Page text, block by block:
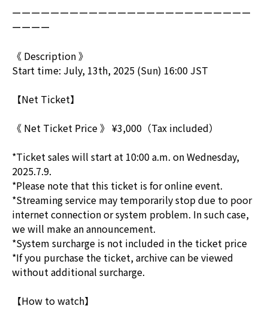
ーーーーーーーーーーーーーーーーーーーーーーーーー
ーーーー
《 Description 》
Start time: July, 13th, 2025 (Sun) 16:00 JST
【Net Ticket】
《 Net Ticket Price 》 ¥3,000（Tax included）
*Ticket sales will start at 10:00 a.m. on Wednesday,
2025.7.9.
*Please note that this ticket is for online event.
*Streaming service may temporarily stop due to poor
internet connection or system problem. In such case,
we will make an announcement.
*System surcharge is not included in the ticket price
*If you purchase the ticket, archive can be viewed
without additional surcharge.
【How to watch】